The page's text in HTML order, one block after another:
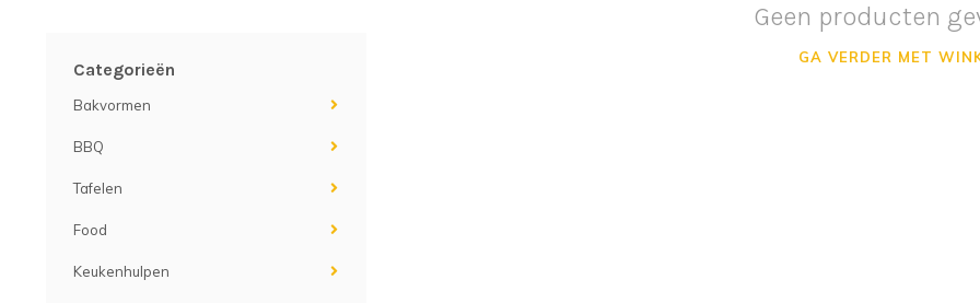
Categorieën
Bakvormen
BBQ
Tafelen
Food
Keukenhulpen
Geen producten
GA VERDER MET